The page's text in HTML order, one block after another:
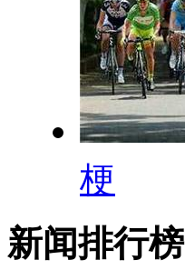
梗
新闻排行榜